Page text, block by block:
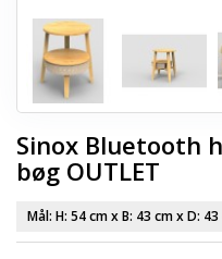
Sinox Bluetooth
bøg OUTLET
Mål: H: 54 cmx B: 43 cmx D: